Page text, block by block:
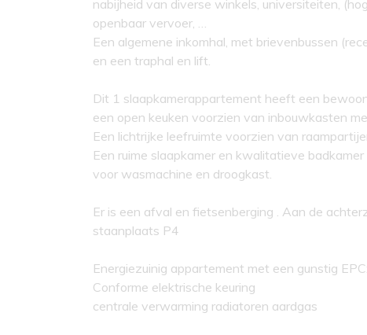
nabijheid van diverse winkels, universiteiten,
openbaar vervoer, …
Een algemene inkomhal, met brievenbussen
en een traphal en lift.
Dit 1 slaapkamerappartement heeft een
een open keuken voorzien van inbouwkasten
Een lichtrijke leefruimte voorzien van
Een ruime slaapkamer en kwalitatieve
voor wasmachine en droogkast.
Er is een afval en fietsenberging . Aan de
staanplaats P4
Energiezuinig appartement met een gunstig
Conforme elektrische keuring
centrale verwarming radiatoren aardgas